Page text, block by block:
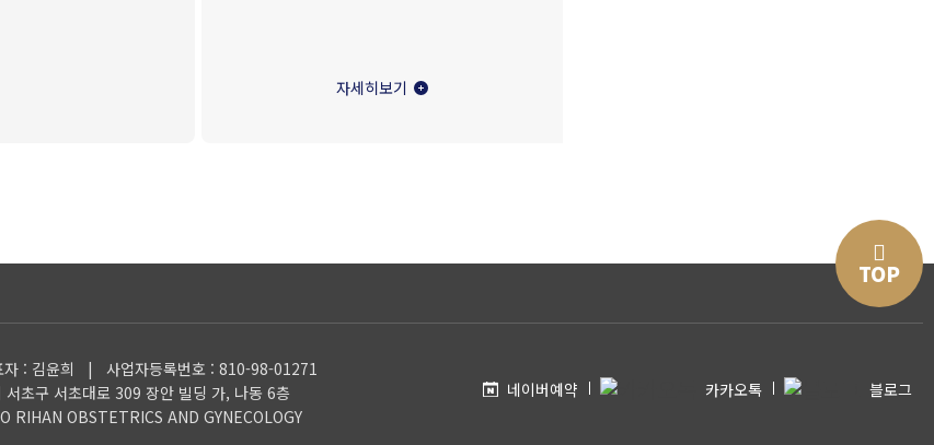
자세히보기
TOP
자 : 김윤희 | 사업자등록번호 : 810-98-01271
서초구 서초대로 309 장안 빌딩 가, 나동 6층
RIHAN OBSTETRICS AND GYNECOLOGY
네이버예약 카카오톡 블로그